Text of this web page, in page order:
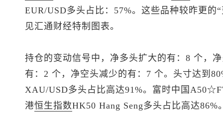
EUR/USD多头占比：57%。这些品种较昨更的
见汇通财经特制图表。
持仓的变动信号中，净多头扩大的有：8 个，
有：2 个，净空头减少的有：7 个。头寸达到
XAU/USD多头占比高达91%。富时中国
港恒生指数HK50 Hang Seng多头占比高达86%